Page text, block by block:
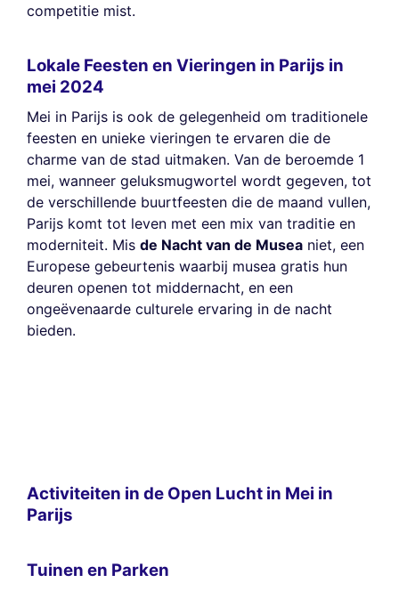
competitie mist.
Lokale Feesten en Vieringen in Parijs in
mei 2024
Mei in Parijs is ook de gelegenheid om traditionele
feesten en unieke vieringen te ervaren die de
charme van de stad uitmaken. Van de beroemde 1
mei, wanneer geluksmugwortel wordt gegeven, tot
de verschillende buurtfeesten die de maand vullen,
Parijs komt tot leven met een mix van traditie en
moderniteit. Mis de Nacht van de Musea niet, een
Europese gebeurtenis waarbij musea gratis hun
deuren openen tot middernacht, en een
ongeëvenaarde culturele ervaring in de nacht
bieden.
Activiteiten in de Open Lucht in Mei in
Parijs
Tuinen en Parken